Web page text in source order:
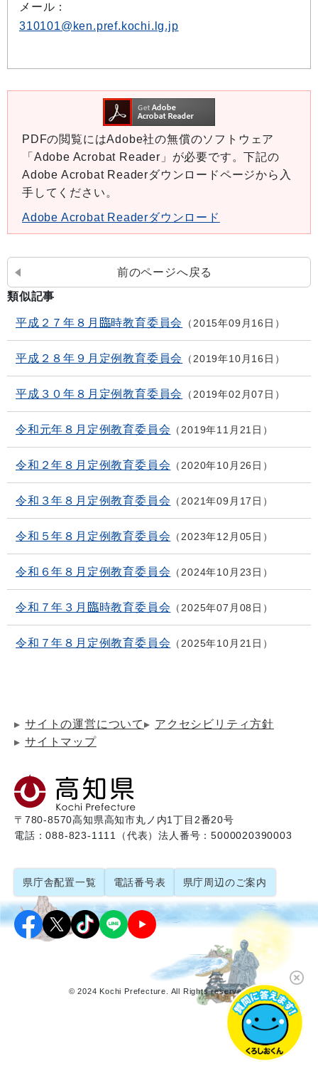
メール：
310101@ken.pref.kochi.lg.jp
PDFの閲覧にはAdobe社の無償のソフトウェア
「Adobe Acrobat Reader」が必要です。下記の
Adobe Acrobat Readerダウンロードページから入
手してください。
Adobe Acrobat Readerダウンロード
前のページへ戻る
類似記事
平成２７年８月臨時教育委員会 2015年09月16日
平成２８年９月定例教育委員会 2019年10月16日
平成３０年８月定例教育委員会 2019年02月07日
令和元年８月定例教育委員会 2019年11月21日
令和２年８月定例教育委員会 2020年10月26日
令和３年８月定例教育委員会 2021年09月17日
令和５年８月定例教育委員会 2023年12月05日
令和６年８月定例教育委員会 2024年10月23日
令和７年３月臨時教育委員会 2025年07月08日
令和７年８月定例教育委員会 2025年10月21日
サイトの運営について
アクセシビリティ方針
サイトマップ
〒780-8570高知県高知市丸ノ内1丁目2番20号
電話：088-823-1111（代表）法人番号：5000020390003
県庁舎配置一覧 電話番号表 県庁周辺のご案内
© 2024 Kochi Prefecture. All Rights reserved.